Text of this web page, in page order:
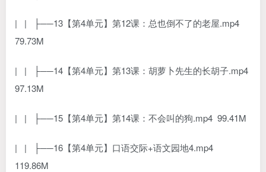
| | ├──13【第4单元】第12课：总也倒不了的老屋.mp4
79.73M
| | ├──14【第4单元】第13课：胡萝卜先生的长胡子.mp4
97.13M
| | ├──15【第4单元】第14课：不会叫的狗.mp4 99.41M
| | ├──16【第4单元】口语交际+语文园地4.mp4
119.86M